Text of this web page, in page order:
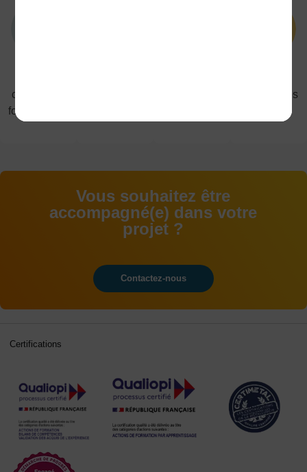
campus de
formation en
de réussites
Vous souhaitez être
accompagné(e) dans votre
projet ?
Contactez-nous
Certifications